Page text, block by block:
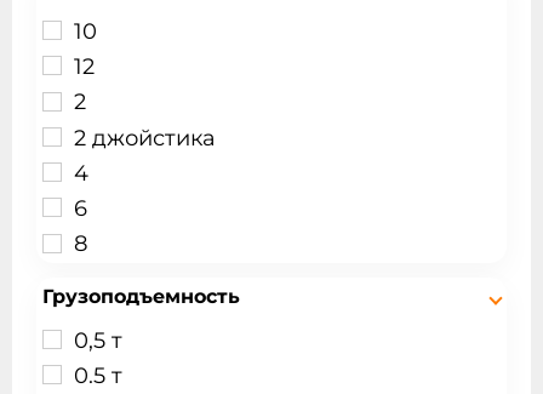
10
12
2
2 джойстика
4
6
8
Грузоподъемность
0,5 т
0.5 т